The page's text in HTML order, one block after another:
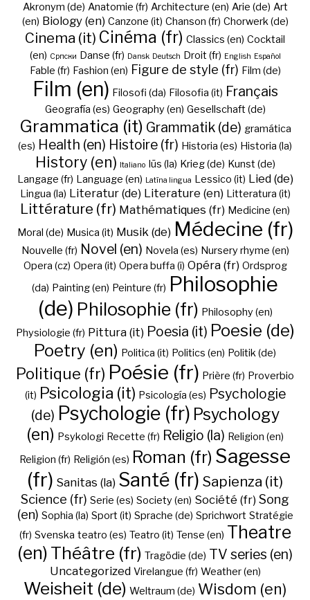
Akronym (de) Anatomie (fr) Architecture (en) Arie (de) Art
(en) Biology (en) Canzone (it) Chanson (fr) Chorwerk (de)
Cinema (it) Cinéma (fr) Classics (en) Cocktail
(en) Cрпски Danse (fr) Dansk Deutsch Droit (fr) English Español
Fable (fr) Fashion (en) Figure de style (fr) Film (de)
Film (en) Filosofi (da) Filosofia (it) Français
Geografía (es) Geography (en) Gesellschaft (de)
Grammatica (it) Grammatik (de) gramática
(es) Health (en) Histoire (fr) Historia (es) Historia (la)
History (en) Italiano Iūs (la) Krieg (de) Kunst (de)
Langage (fr) Language (en) Latīna lingua Lessico (it) Lied (de)
Lingua (la) Literatur (de) Literature (en) Litteratura (it)
Littérature (fr) Mathématiques (fr) Medicine (en)
Moral (de) Musica (it) Musik (de) Médecine (fr)
Nouvelle (fr) Novel (en) Novela (es) Nursery rhyme (en)
Opera (cz) Opera (it) Opera buffa (i) Opéra (fr) Ordsprog
(da) Painting (en) Peinture (fr) Philosophie
(de) Philosophie (fr) Philosophy (en)
Physiologie (fr) Pittura (it) Poesia (it) Poesie (de)
Poetry (en) Politica (it) Politics (en) Politik (de)
Politique (fr) Poésie (fr) Prière (fr) Proverbio
(it) Psicologia (it) Psicología (es) Psychologie
(de) Psychologie (fr) Psychology
(en) Psykologi Recette (fr) Religio (la) Religion (en)
Religion (fr) Religión (es) Roman (fr) Sagesse
(fr) Sanitas (la) Santé (fr) Sapienza (it)
Science (fr) Serie (es) Society (en) Société (fr) Song
(en) Sophia (la) Sport (it) Sprache (de) Sprichwort Stratégie
(fr) Svenska teatro (es) Teatro (it) Tense (en) Theatre
(en) Théâtre (fr) Tragödie (de) TV series (en)
Uncategorized Virelangue (fr) Weather (en)
Weisheit (de) Weltraum (de) Wisdom (en)